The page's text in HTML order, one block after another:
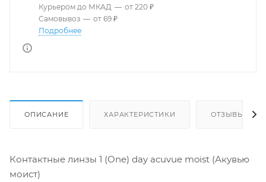
Курьером до МКАД — от 220 ₽
Самовывоз — от 69 ₽
Подробнее
ОПИСАНИЕ ХАРАКТЕРИСТИКИ ОТЗЫВЫ
Контактные линзы 1 (One) day acuvue moist (Акувью
моист)